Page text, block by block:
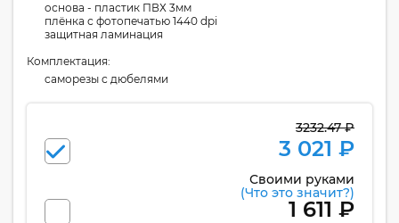
основа - пластик ПВХ 3мм
плёнка с фотопечатью 1440 dpi
защитная ламинация
Комплектация:
cаморезы с дюбелями
3232.47 ₽
3 021 ₽
Своими руками
(Что это значит?)
1 611 ₽